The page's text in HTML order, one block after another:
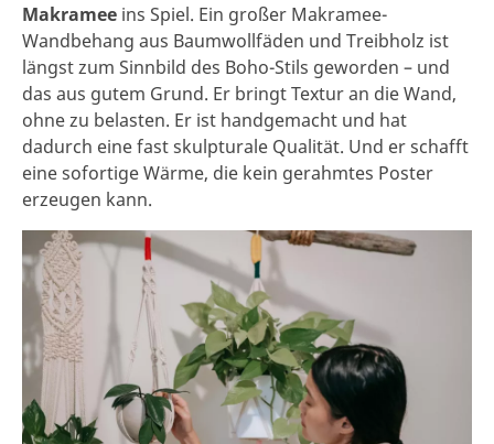
Makramee ins Spiel. Ein großer Makramee-
Wandbehang aus Baumwollfäden und Treibholz ist
längst zum Sinnbild des Boho-Stils geworden – und
das aus gutem Grund. Er bringt Textur an die Wand,
ohne zu belasten. Er ist handgemacht und hat
dadurch eine fast skulpturale Qualität. Und er schafft
eine sofortige Wärme, die kein gerahmtes Poster
erzeugen kann.